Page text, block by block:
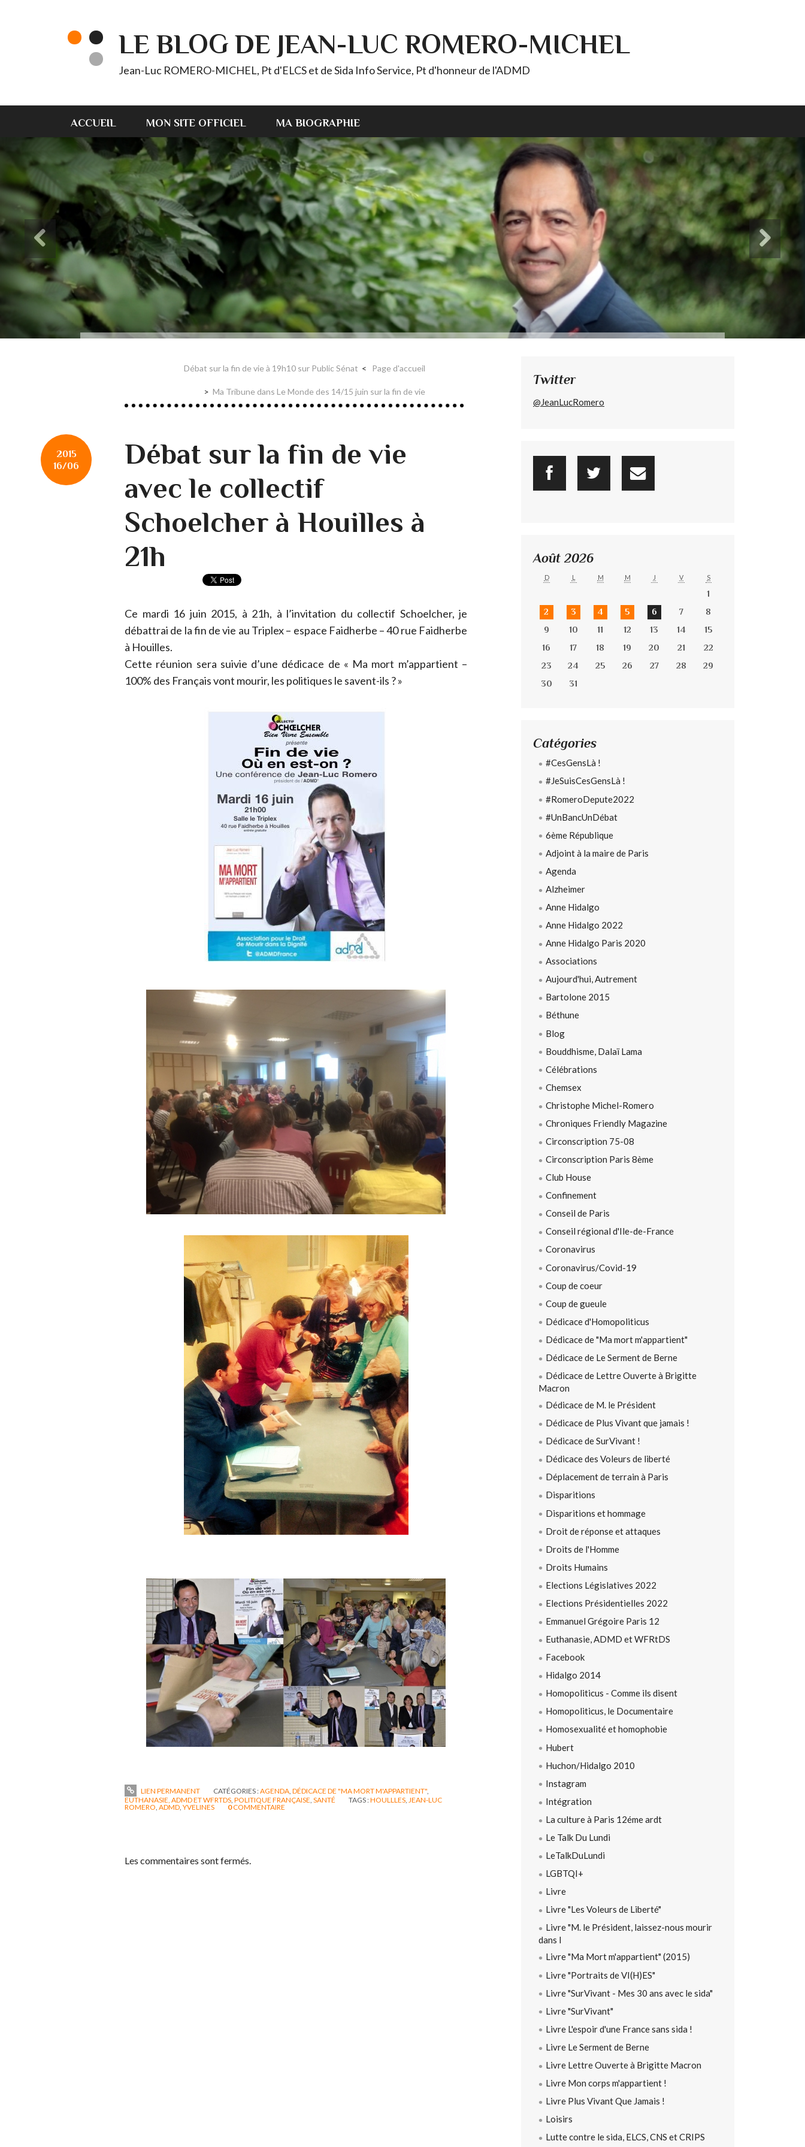
LE BLOG DE JEAN-LUC ROMERO-MICHEL
Jean-Luc ROMERO-MICHEL, Pt d'ELCS et de Sida Info Service, Pt d'honneur de l'ADMD
ACCUEIL MON SITE OFFICIEL MA BIOGRAPHIE
Débat sur la fin de vie à 19h10 sur Public Sénat Page d'accueil
Ma Tribune dans Le Monde des 14/15 juin sur la fin de vie
2015
16/06
Débat sur la fin de vie
avec le collectif
Schoelcher à Houilles à
21h
Ce mardi 16 juin 2015, à 21h, à l’invitation du collectif Schoelcher, je
débattrai de la fin de vie au Triplex – espace Faidherbe – 40 rue Faidherbe
à Houilles.
Cette réunion sera suivie d’une dédicace de « Ma mort m’appartient –
100% des Français vont mourir, les politiques le savent-ils ? »
LIEN PERMANENT CATÉGORIES :AGENDA, DÉDICACE DE "MA MORT M'APPARTIENT",
EUTHANASIE, ADMD ET WFRTDS POLITIQUE FRANÇAISE SANTÉ TAGS :HOULLLES JEAN-LUC
ROMERO ADMD YVELINES 0COMMENTAIRE
Les commentaires sont fermés.
Twitter
@JeanLucRomero
Août 2026
D L M M J V S
1
2
3 4 5 6 7
8
9
10 11 12 13 14
15
16
17 18 19 20 21
22
23
24 25 26 27 28
29
30
31
Catégories
#CesGensLà !
#JeSuisCesGensLà !
#RomeroDepute2022
#UnBancUnDébat
6ème République
Adjoint à la maire de Paris
Agenda
Alzheimer
Anne Hidalgo
Anne Hidalgo 2022
Anne Hidalgo Paris 2020
Associations
Aujourd'hui, Autrement
Bartolone 2015
Béthune
Blog
Bouddhisme, Dalaï Lama
Célébrations
Chemsex
Christophe Michel-Romero
Chroniques Friendly Magazine
Circonscription 75-08
Circonscription Paris 8ème
Club House
Confinement
Conseil de Paris
Conseil régional d'Ile-de-France
Coronavirus
Coronavirus/Covid-19
Coup de coeur
Coup de gueule
Dédicace d'Homopoliticus
Dédicace de "Ma mort m'appartient"
Dédicace de Le Serment de Berne
Dédicace de Lettre Ouverte à Brigitte
Macron
Dédicace de M. le Président
Dédicace de Plus Vivant que jamais !
Dédicace de SurVivant !
Dédicace des Voleurs de liberté
Déplacement de terrain à Paris
Disparitions
Disparitions et hommage
Droit de réponse et attaques
Droits de l'Homme
Droits Humains
Elections Législatives 2022
Elections Présidentielles 2022
Emmanuel Grégoire Paris 12
Euthanasie, ADMD et WFRtDS
Facebook
Hidalgo 2014
Homopoliticus - Comme ils disent
Homopoliticus, le Documentaire
Homosexualité et homophobie
Hubert
Huchon/Hidalgo 2010
Instagram
Intégration
La culture à Paris 12éme ardt
Le Talk Du Lundi
LeTalkDuLundi
LGBTQI+
Livre
Livre "Les Voleurs de Liberté"
Livre "M. le Président, laissez-nous mourir
dans l
Livre "Ma Mort m'appartient" (2015)
Livre "Portraits de VI(H)ES"
Livre "SurVivant - Mes 30 ans avec le sida"
Livre "SurVivant"
Livre L'espoir d'une France sans sida !
Livre Le Serment de Berne
Livre Lettre Ouverte à Brigitte Macron
Livre Mon corps m'appartient !
Livre Plus Vivant Que Jamais !
Loisirs
Lutte contre le sida, ELCS, CNS et CRIPS